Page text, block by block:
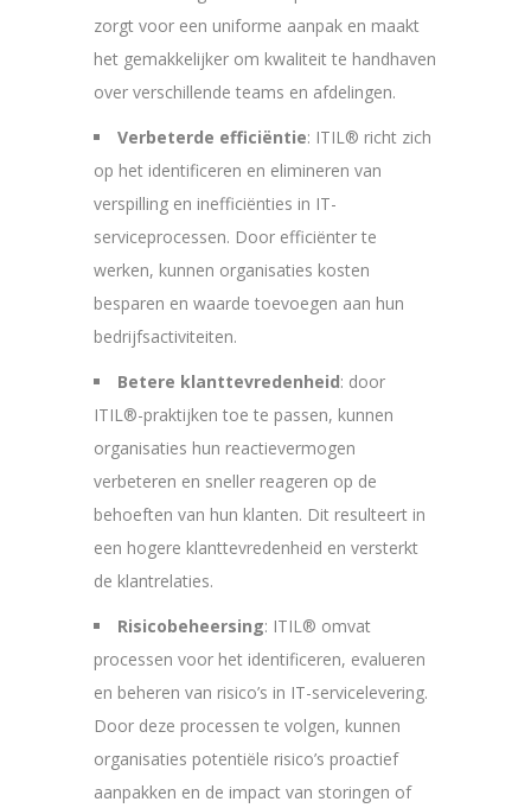
zorgt voor een uniforme aanpak en maakt
het gemakkelijker om kwaliteit te handhaven
over verschillende teams en afdelingen.
Verbeterde efficiëntie: ITIL® richt zich
op het identificeren en elimineren van
verspilling en inefficiënties in IT-
serviceprocessen. Door efficiënter te
werken, kunnen organisaties kosten
besparen en waarde toevoegen aan hun
bedrijfsactiviteiten.
Betere klanttevredenheid: door
ITIL®-praktijken toe te passen, kunnen
organisaties hun reactievermogen
verbeteren en sneller reageren op de
behoeften van hun klanten. Dit resulteert in
een hogere klanttevredenheid en versterkt
de klantrelaties.
Risicobeheersing: ITIL® omvat
processen voor het identificeren, evalueren
en beheren van risico’s in IT-servicelevering.
Door deze processen te volgen, kunnen
organisaties potentiële risico’s proactief
aanpakken en de impact van storingen of